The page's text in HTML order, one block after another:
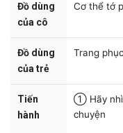
Đồ dùng
của cô
Cơ thể tớ
Đồ dùng
của trẻ
Trang
Tiến
hành
① Hãy
chuyện